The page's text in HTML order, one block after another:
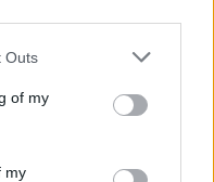
Outs
of my
my